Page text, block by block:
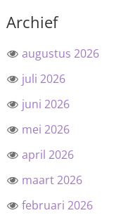
Archief
augustus 2026
juli 2026
juni 2026
mei 2026
april 2026
maart 2026
februari 2026